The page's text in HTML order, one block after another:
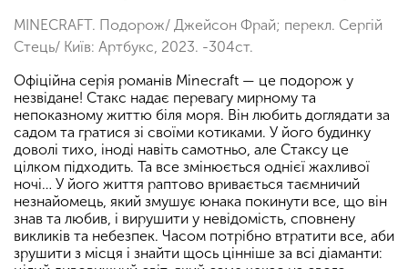
MINECRAFT. Подорож/ Джейсон Фрай; перекл. Сергій
Стець/ Київ: Артбукс, 2023. -304ст.
Офіційна серія романів Minecraft — це подорож у
незвідане! Стакс надає перевагу мирному та
непоказному життю біля моря. Він любить доглядати за
садом та гратися зі своїми котиками. У його будинку
доволі тихо, іноді навіть самотньо, але Стаксу це
цілком підходить. Та все змінюється однієї жахливої
ночі… У його життя раптово вривається таємничий
незнайомець, який змушує юнака покинути все, що він
знав та любив, і вирушити у невідомість, сповнену
викликів та небезпек. Часом потрібно втратити все, аби
зрушити з місця і знайти щось цінніше за всі діаманти: